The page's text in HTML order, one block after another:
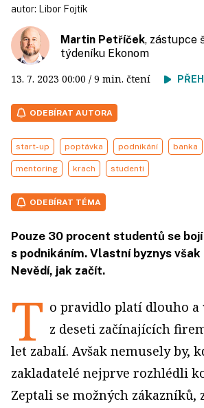
autor:
Libor Fojtík
Martin Petříček, zástupce
týdeníku Ekonom
13. 7. 2023 00:00 / 9 min. čtení
ODEBÍRAT AUTORA
start-up poptávka podnikání banka
mentoring krach studenti
ODEBÍRAT TÉMA
Pouze 30 procent studentů se
s podnikáním. Vlastní byznys však
Nevědí, jak začít.
T o pravidlo platí dlouho a
z deseti začínajících
let zabalí. Avšak nemusely by,
zakladatelé nejprve rozhlédli
Zeptali se možných zákazníků,